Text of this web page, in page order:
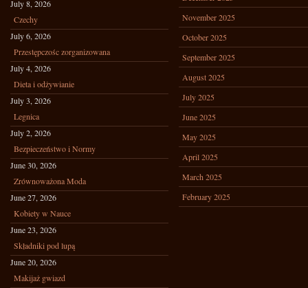
July 8, 2026
Czechy
July 6, 2026
Przestępczośc zorganizowana
July 4, 2026
Dieta i odżywianie
July 3, 2026
Legnica
July 2, 2026
Bezpieczeństwo i Normy
June 30, 2026
Zrównoważona Moda
June 27, 2026
Kobiety w Nauce
June 23, 2026
Składniki pod lupą
June 20, 2026
Makijaż gwiazd
November 2025
October 2025
September 2025
August 2025
July 2025
June 2025
May 2025
April 2025
March 2025
February 2025